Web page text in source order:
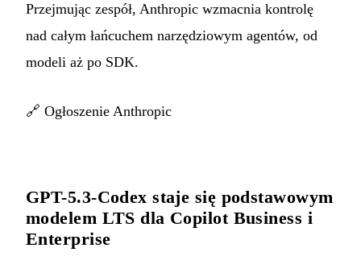
Przejmując zespół, Anthropic wzmacnia kontrolę
nad całym łańcuchem narzędziowym agentów, od
modeli aż po SDK.
🔗 Ogłoszenie Anthropic
GPT-5.3-Codex staje się podstawowym
modelem LTS dla Copilot Business i
Enterprise